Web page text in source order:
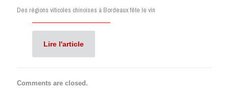
Des régions viticoles chinoises à Bordeaux fête le vin
Lire l'article
Comments are closed.